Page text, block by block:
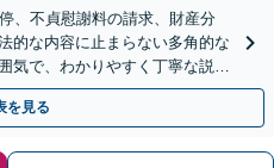
、不貞慰謝料の請求、財産分
的な内容に止まらない多角的な
気で、わかりやすく丁寧な説明
お子さま連れOK】
を見る